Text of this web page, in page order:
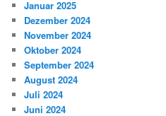
Januar 2025
Dezember 2024
November 2024
Oktober 2024
September 2024
August 2024
Juli 2024
Juni 2024